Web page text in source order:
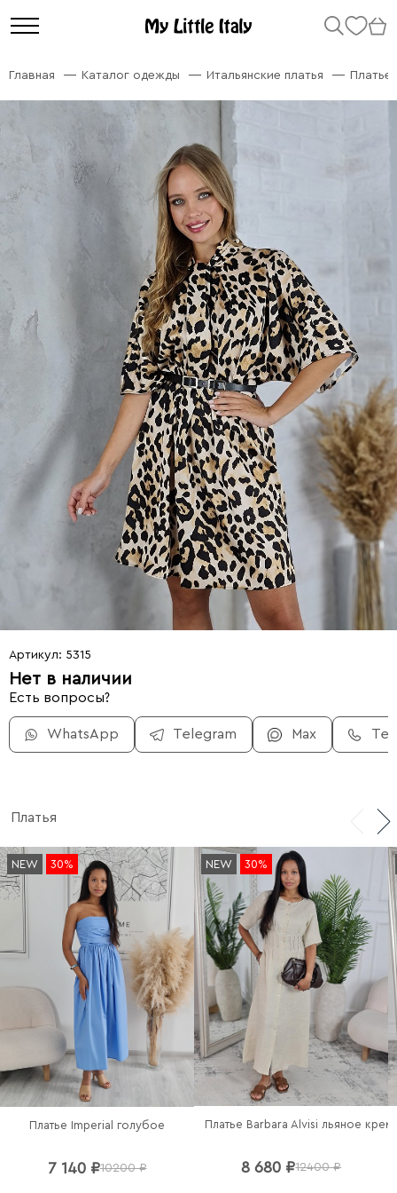
Главная Каталог одежды Итальянские платья Платье
Артикул: 5315
Нет в наличии
Есть вопросы?
WhatsApp Telegram Max
Платья
NEW 30%
Платье Imperial голубое
7 140 ₽10200 ₽
NEW 30%
Платье Barbara Alvisi льяное
8 680 ₽12400 ₽